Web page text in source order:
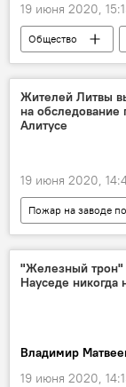
19 июня 2020,
Общество
непогода
погода в Литве
Жителей Литвы
на обследование
Алитусе
19 июня 2020,
Пожар на заводе
Общество
Алитус
"Железный трон"
Науседе никогда
Владимир
19 июня 2020,